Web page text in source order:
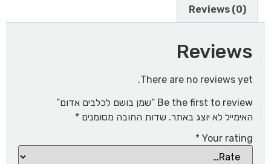
Reviews (0)
Reviews
There are no reviews yet.
Be the first to review “שמן בושם לכלבים אדום”
האימייל לא יוצג באתר. שדות החובה מסומנים *
Your rating
*